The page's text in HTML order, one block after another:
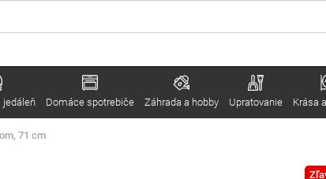
jedáleň Domáce spotrebiče Záhrada a hobby Upratovanie Krása
71 cm